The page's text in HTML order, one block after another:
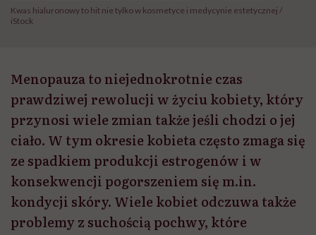
Kwas hialuronowy to hit nie tylko w kosmetyce i medycynie estetycznej /
iStock
Menopauza to niejednokrotnie czas
prawdziwej rewolucji w życiu kobiety, który
przynosi wiele zmian także jeśli chodzi o jej
ciało. W tym okresie kobieta często zmaga się
ze spadkiem produkcji estrogenów i w
konsekwencji pogorszeniem się m.in.
kondycji skóry. Wiele kobiet odczuwa także
problemy z suchością pochwy, które